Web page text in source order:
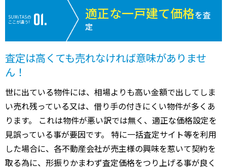
SUMiTASの
ここが違う!
適正な一戸建て価格を査
定
査定は高くても売れなければ意味がありませ
ん！
世に出ている物件には、相場よりも高い金額で出してしま
い売れ残っている又は、借り手の付きにくい物件が多くあ
ります。 これは物件が悪い訳では無く、適正な価格設定を
見誤っている事が要因です。 特に一括査定サイト等を利用
した場合に、各不動産会社が売主様の興味を惹いて契約を
取る為に、形振りかまわず査定価格をつり上げる事が良く